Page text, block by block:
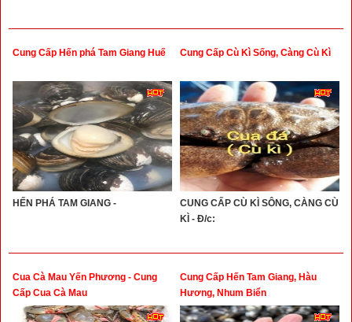
Cung Cấp Hến phá Tam Giang Huế
HẾN PHÁ TAM GIANG -
Cung Cấp Cù Kì Sống, Càng Cù Kì
CUNG CẤP CÙ KÌ SÔNG, CÀNG CÙ
KÌ - Đ/c:
Cua Cà Mau Yến Phương - Cung
Cấp Cua Cà Mau
Cung Cấp Hến Tam Giang, Hàu
Hương, Nhum Biển